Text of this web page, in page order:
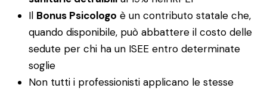
Il Bonus Psicologo è un contributo statale che,
quando disponibile, può abbattere il costo delle
sedute per chi ha un ISEE entro determinate
soglie
Non tutti i professionisti applicano le stesse